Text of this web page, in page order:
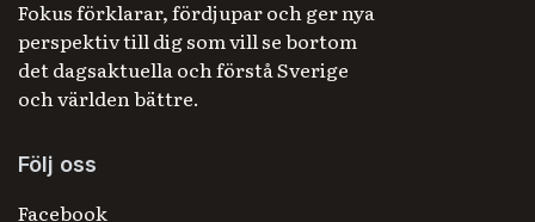
Fokus förklarar, fördjupar och ger nya
perspektiv till dig som vill se bortom
det dagsaktuella och förstå Sverige
och världen bättre.
Följ oss
Facebook